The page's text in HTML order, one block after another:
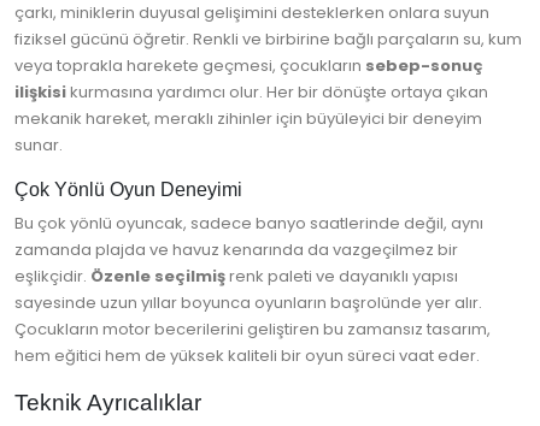
çarkı, miniklerin duyusal gelişimini desteklerken onlara suyun
fiziksel gücünü öğretir. Renkli ve birbirine bağlı parçaların su, kum
veya toprakla harekete geçmesi, çocukların sebep-sonuç
ilişkisikurmasına yardımcı olur. Her bir dönüşte ortaya çıkan
mekanik hareket, meraklı zihinler için büyüleyici bir deneyim
sunar.
Çok Yönlü Oyun Deneyimi
Bu çok yönlü oyuncak, sadece banyo saatlerinde değil, aynı
zamanda plajda ve havuz kenarında da vazgeçilmez bir
eşlikçidir. Özenle seçilmişrenk paleti ve dayanıklı yapısı
sayesinde uzun yıllar boyunca oyunların başrolünde yer alır.
Çocukların motor becerilerini geliştiren bu zamansız tasarım,
hem eğitici hem de yüksek kaliteli bir oyun süreci vaat eder.
Teknik Ayrıcalıklar